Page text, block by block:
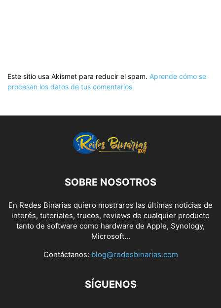
Este sitio usa Akismet para reducir el spam. Aprende cómo se
procesan los datos de tus comentarios.
SOBRE NOSOTROS
En Redes Binarias quiero mostraros las últimas noticias de
interés, tutoriales, trucos, reviews de cualquier producto
tanto de software como hardware de Apple, Synology,
Microsoft...
Contáctanos: blog@redesbinarias.com
SÍGUENOS